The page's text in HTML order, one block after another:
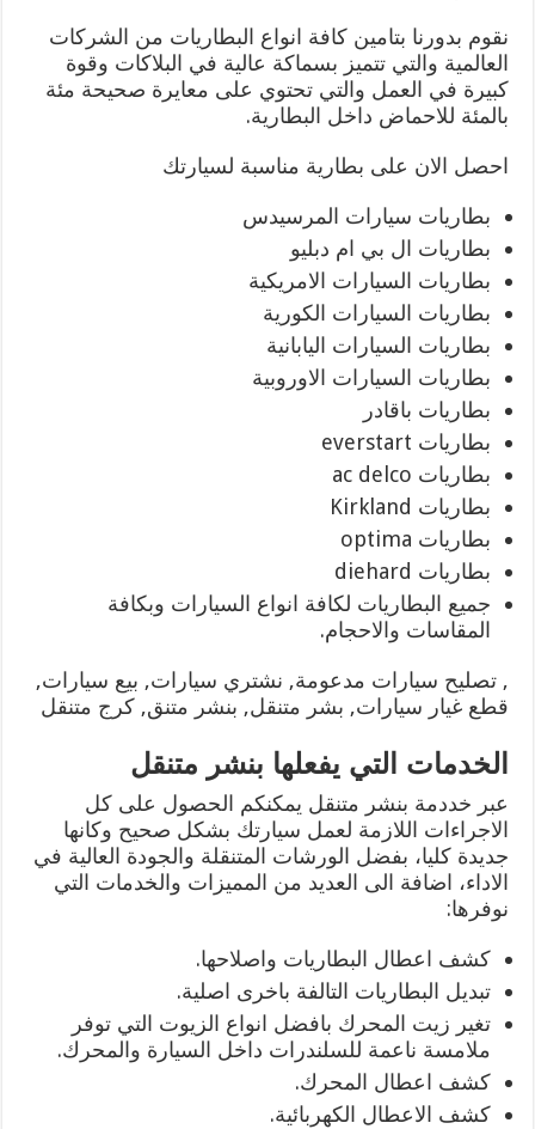
نقوم بدورنا بتامين كافة انواع البطاريات من الشركات
العالمية والتي تتميز بسماكة عالية في البلاكات وقوة
كبيرة في العمل والتي تحتوي على معايرة صحيحة مئة
بالمئة للاحماض داخل البطارية.
احصل الان على بطارية مناسبة لسيارتك
بطاريات سيارات المرسيدس
بطاريات ال بي ام دبليو
بطاريات السيارات الامريكية
بطاريات السيارات الكورية
بطاريات السيارات اليابانية
بطاريات السيارات الاوروبية
بطاريات باقادر
بطاريات everstart
بطاريات ac delco
بطاريات Kirkland
بطاريات optima
بطاريات diehard
جميع البطاريات لكافة انواع السيارات وبكافة
المقاسات والاحجام.
, تصليح سيارات مدعومة, نشتري سيارات, بيع سيارات,
قطع غيار سيارات, بشر متنقل, بنشر متنق, كرج متنقل
الخدمات التي يفعلها بنشر متنقل
عبر خددمة بنشر متنقل يمكنكم الحصول على كل
الاجراءات اللازمة لعمل سيارتك بشكل صحيح وكانها
جديدة كليا، بفضل الورشات المتنقلة والجودة العالية في
الاداء، اضافة الى العديد من المميزات والخدمات التي
نوفرها:
كشف اعطال البطاريات واصلاحها.
تبديل البطاريات التالفة باخرى اصلية.
تغير زيت المحرك بافضل انواع الزيوت التي توفر
ملامسة ناعمة للسلندرات داخل السيارة والمحرك.
كشف اعطال المحرك.
كشف الاعطال الكهربائية.